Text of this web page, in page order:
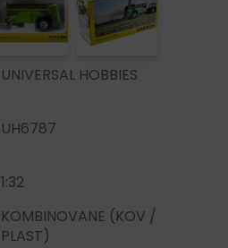
UNIVERSAL HOBBIES
UH6787
1:32
KOMBINOVANE (KOV /
PLAST)